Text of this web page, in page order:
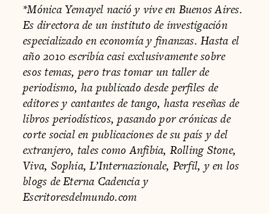
*Mónica Yemayel nació y vive en Buenos Aires.
Es directora de un instituto de investigación
especializado en economía y finanzas. Hasta el
año 2010 escribía casi exclusivamente sobre
esos temas, pero tras tomar un taller de
periodismo, ha publicado desde perfiles de
editores y cantantes de tango, hasta reseñas de
libros periodísticos, pasando por crónicas de
corte social en publicaciones de su país y del
extranjero, tales como Anfibia, Rolling Stone,
Viva, Sophia, L’Internazionale, Perfil, y en los
blogs de Eterna Cadencia y
Escritoresdelmundo.com